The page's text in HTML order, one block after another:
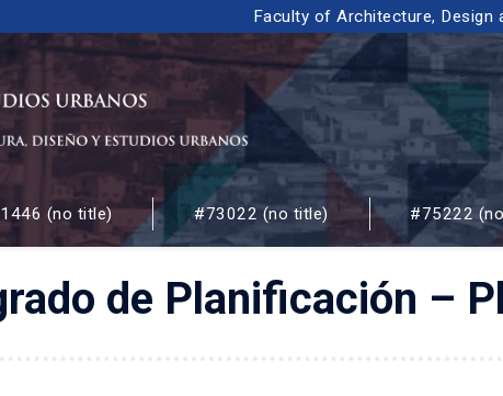
Faculty of Architecture, Design
Y ESTUDIOS URBANOS
(no title) #73022 (no title) #75222
de Planificación –